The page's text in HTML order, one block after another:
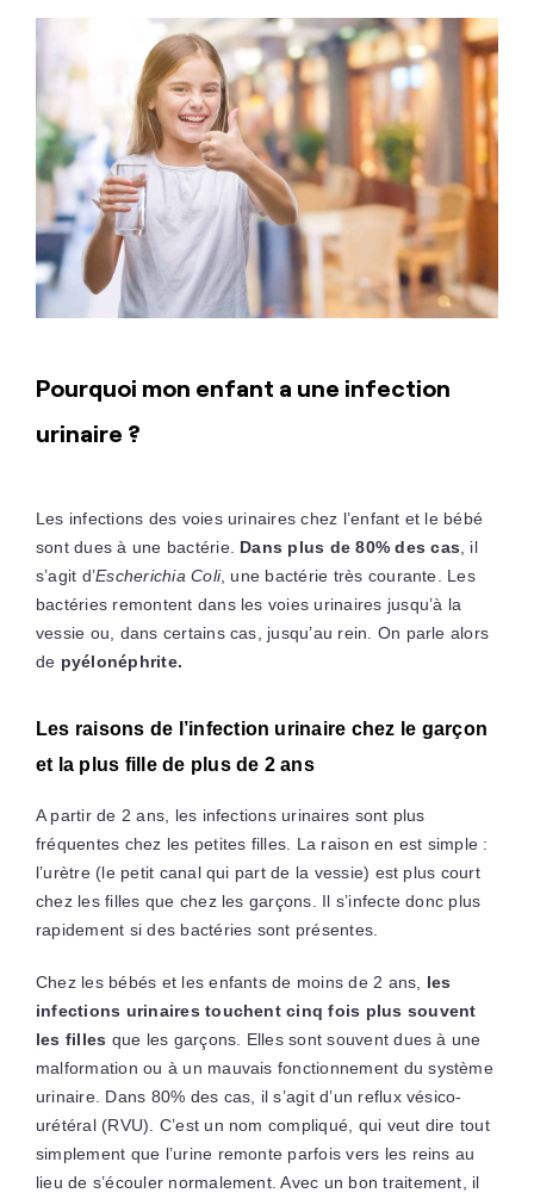
Pourquoi mon enfant a une infection
urinaire ?
Les infections des voies urinaires chez l’enfant et le bébé
sont dues à une bactérie. Dans plus de 80% des cas , il
s’agit d’Escherichia Coli, une bactérie très courante. Les
bactéries remontent dans les voies urinaires jusqu’à la
vessie ou, dans certains cas, jusqu’au rein. On parle alors
de pyélonéphrite.
Les raisons de l’infection urinaire chez le garçon
et la plus fille de plus de 2 ans
A partir de 2 ans, les infections urinaires sont plus
fréquentes chez les petites filles. La raison en est simple :
l’urètre (le petit canal qui part de la vessie) est plus court
chez les filles que chez les garçons. Il s’infecte donc plus
rapidement si des bactéries sont présentes.
Chez les bébés et les enfants de moins de 2 ans, les
infections urinaires touchent cinq fois plus souvent
les filles que les garçons. Elles sont souvent dues à une
malformation ou à un mauvais fonctionnement du système
urinaire. Dans 80% des cas, il s’agit d’un reflux vésico-
urétéral (RVU). C’est un nom compliqué, qui veut dire tout
simplement que l’urine remonte parfois vers les reins au
lieu de s’écouler normalement. Avec un bon traitement, il